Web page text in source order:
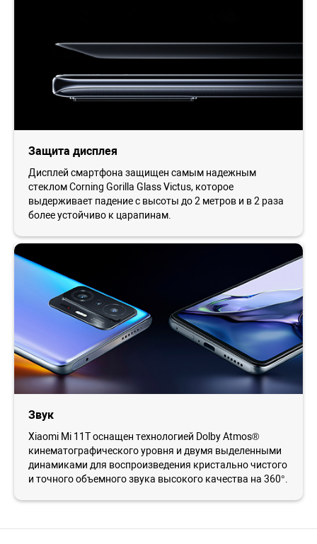
Защита дисплея
Дисплей смартфона защищен самым надежным
стеклом Corning Gorilla Glass Victus, которое
выдерживает падение с высоты до 2 метров и в 2 раза
более устойчиво к царапинам.
Звук
Xiaomi Mi 11T оснащен технологией Dolby Atmos®
кинематографического уровня и двумя выделенными
динамиками для воспроизведения кристально чистого
и точного объемного звука высокого качества на 360°.